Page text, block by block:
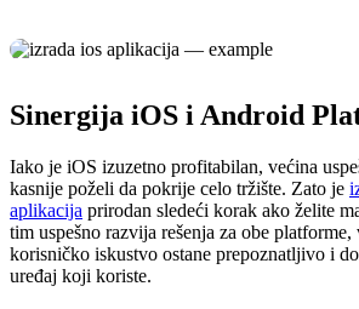
Sinergija iOS i Android
Iako je iOS izuzetno profitabilan, većina
kasnije poželi da pokrije celo tržište. Zato je
aplikacija prirodan sledeći korak ako želite
tim uspešno razvija rešenja za obe platforme,
korisničko iskustvo ostane prepoznatljivo i
uređaj koji koriste.